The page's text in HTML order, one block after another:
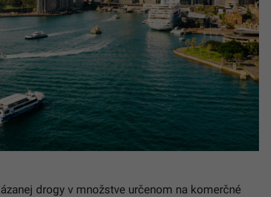
drogy v množstve určenom na komerčné